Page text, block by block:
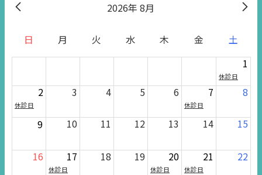
2026 8月
日 月 火 水 木 金
土
1
休診日
2
休診日
3 4 5 6 7
休診日
8
9 10 11 12 13 14 15
16 17
休診日
18 19 20
休診日
21
休診日
22